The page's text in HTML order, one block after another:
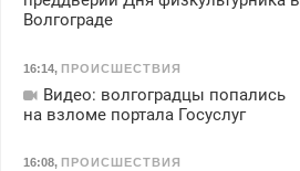
Волгограде
16:14, ПРОИСШЕСТВИЯ
Видео: волгоградцы попались
на взломе портала Госуслуг
16:08, ПРОИСШЕСТВИЯ